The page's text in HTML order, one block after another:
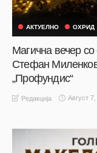
АКТУЕЛНО ОХРИД
Магична вечер со
Стефан
„Профундис“
Редакција Август